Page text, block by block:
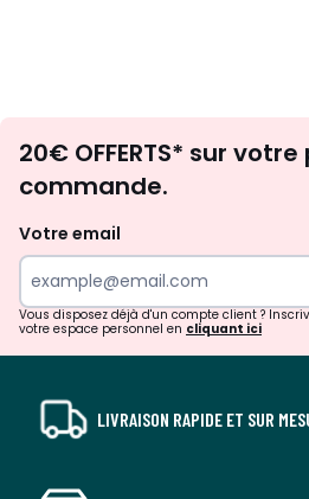
20€ OFFERTS* sur
commande.
Votre email
Vous disposez déjà d'un compte client ?
votre espace personnel en cliquant ici
LIVRAISON RAPIDE ET SUR